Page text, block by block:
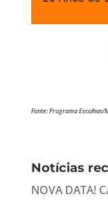
Fonte: Programa Escolhas/
Notícias
NOVA DATA!